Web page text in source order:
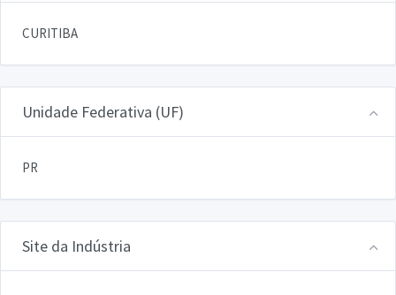
CURITIBA
Unidade Federativa (UF)
PR
Site da Indústria